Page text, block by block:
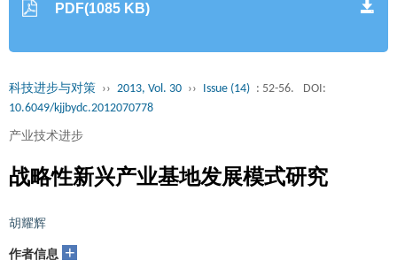
PDF(1085 KB)
科技进步与对策 ›› 2013, Vol. 30 ›› Issue (14) : 52-56.
DOI:
10.6049/kjjbydc.2012070778
产业技术进步
战略性新兴产业基地发展模式研究
胡耀辉
作者信息 +